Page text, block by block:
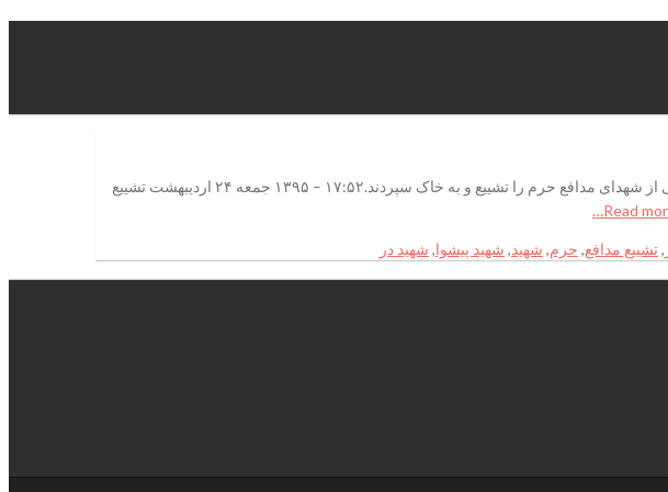
تشییع پیکر شهید مدافع حرم در پیشوامردم خداجوی و همیشه در صحنه شهرستان پیشوا، پیکر شهید علی جمعه حسینی از شهدای مدافع حرم را تشییع و به خاک سپردند.۱۷:۵۲ – ۱۳۹۵ جمعه ۲۴ اردیبهشت تشییع
,تشییع مدافع, حرم, شهید, شهید پیشوا, شهید در